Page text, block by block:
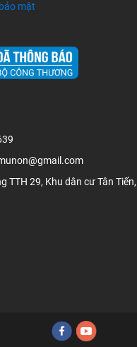
mật
TTH 29, Khu dân cư Tân Tiến,